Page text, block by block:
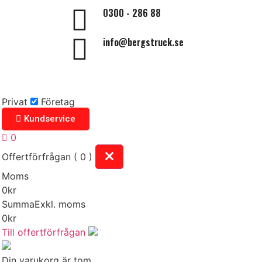
0300 - 286 88
info@bergstruck.se
Privat Företag
Kundservice
0
Offertförfrågan ( 0 )
Moms
0kr
SummaExkl. moms
0kr
Till offertförfrågan